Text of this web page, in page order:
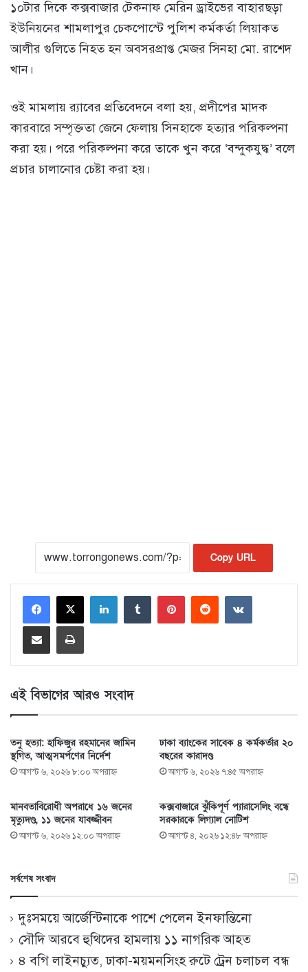
১০টার দিকে কক্সবাজার টেকনাফ মেরিন ড্রাইভের বাহারছড়া
ইউনিয়নের শামলাপুর চেকপোস্টে পুলিশ কর্মকর্তা লিয়াকত
আলীর গুলিতে নিহত হন অবসরপ্রাপ্ত মেজর সিনহা মো. রাশেদ
খান।
ওই মামলায় র‌্যাবের প্রতিবেদনে বলা হয়, প্রদীপের মাদক
কারবারে সম্পৃক্ততা জেনে ফেলায় সিনহাকে হত্যার পরিকল্পনা
করা হয়। পরে পরিকল্পনা করে তাকে খুন করে ‘বন্দুকযুদ্ধ’ বলে
প্রচার চালানোর চেষ্টা করা হয়।
Copy URL
LinkedIn
এই বিভাগের আরও সংবাদ
তনু হত্যা: হাফিজুর রহমানের জামিন
স্থগিত, আত্মসমর্পণের নির্দেশ
আগস্ট ৬, ২০২৬ ৮:০০ অপরাহ্ণ
ঢাকা ব্যাংকের সাবেক ৪ কর্মকর্তার ২০
বছরের কারাদণ্ড
আগস্ট ৬, ২০২৬ ৭:৪৫ অপরাহ্ণ
মানবতাবিরোধী অপরাধে ১৬ জনের
মৃত্যুদণ্ড, ১১ জনের যাবজ্জীবন
আগস্ট ৬, ২০২৬ ১২:০০ অপরাহ্ণ
কক্সবাজারে ঝুঁকিপূর্ণ প্যারাসেলিং বন্ধে
সরকারকে লিগ্যাল নোটিশ
আগস্ট ৪, ২০২৬ ১২:৪৮ অপরাহ্ণ
সর্বশেষ সংবাদ
দুঃসময়ে আর্জেন্টিনাকে পাশে পেলেন ইনফান্তিনো
সৌদি আরবে হুথিদের হামলায় ১১ নাগরিক আহত
৪ বগি লাইনচ্যুত, ঢাকা-ময়মনসিংহ রুটে ট্রেন চলাচল বন্ধ